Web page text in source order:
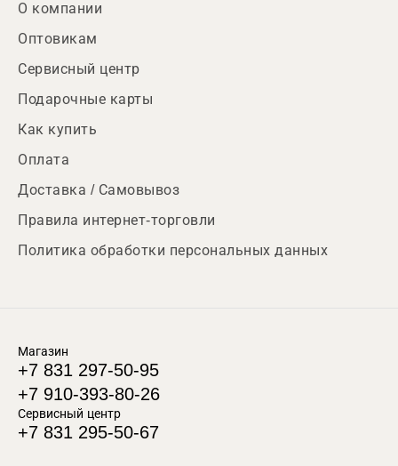
О компании
Оптовикам
Сервисный центр
Подарочные карты
Как купить
Оплата
Доставка / Самовывоз
Правила интернет-торговли
Политика обработки персональных данных
Магазин
+7 831 297-50-95
+7 910-393-80-26
Сервисный центр
+7 831 295-50-67